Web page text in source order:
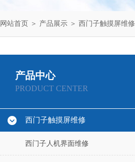
网站首页 ＞ 产品展示 ＞ 西门子触摸屏维修
产品中心
PRODUCT CENTER
西门子触摸屏维修
西门子人机界面维修